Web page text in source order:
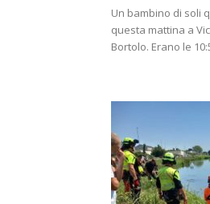
Un bambino di soli
questa mattina a
Bortolo. Erano le